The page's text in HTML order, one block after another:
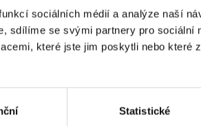
sociálních médií a analýze naší
sdílíme se svými partnery pro sociální
které jste jim poskytli nebo které
Statistické